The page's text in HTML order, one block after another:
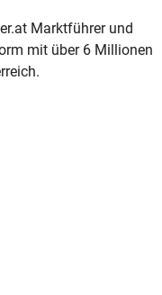
Marktführer und
mit über 6 Millionen